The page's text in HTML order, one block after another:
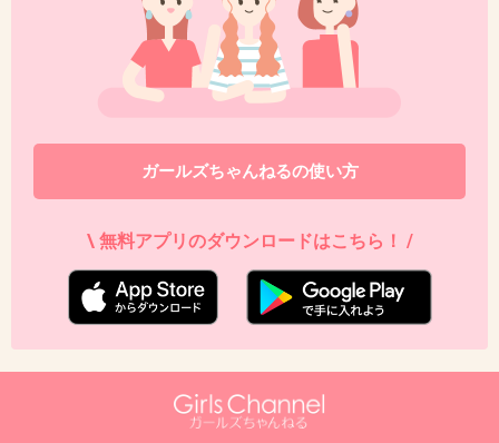
怖すぎる。いくら華やかな世界でもこれは嫌だ。
+7
2013/02/03(日) 18:56:31
ら、中野美奈子はキレてもおかしくはない。
+31
ガールズちゃんねるの使い方
\ 無料アプリのダウンロードはこちら！ /